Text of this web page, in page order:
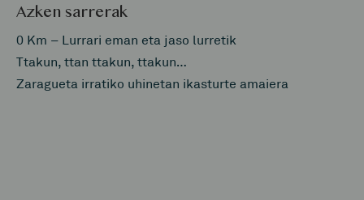
Azken sarrerak
0 Km – Lurrari eman eta jaso lurretik
Ttakun, ttan ttakun, ttakun…
Zaragueta irratiko uhinetan ikasturte amaiera